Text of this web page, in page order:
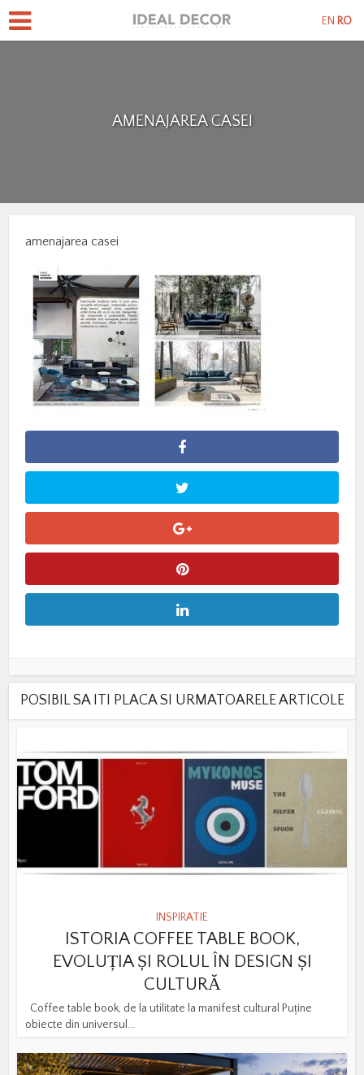
AMENAJAREA CASEI
amenajarea casei
POSIBIL SA ITI PLACA SI URMATOARELE ARTICOLE
INSPIRATIE
ISTORIA COFFEE TABLE BOOK,
EVOLUȚIA ȘI ROLUL ÎN DESIGN ȘI
CULTURĂ
Coffee table book, de la utilitate la manifest cultural Puține
obiecte din universul...
EN RO